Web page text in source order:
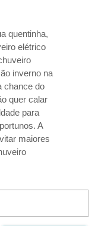
quentinha,
elétrico
inverno na
chance do
quer calar
para
A
maiores